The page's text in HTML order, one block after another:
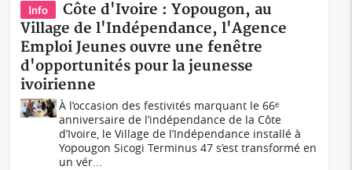
Info
Côte d'Ivoire : Yopougon, au
Village de l'Indépendance, l'Agence
Emploi Jeunes ouvre une fenêtre
d'opportunités pour la jeunesse
ivoirienne
À l’occasion des festivités marquant le 66ᵉ
anniversaire de l’indépendance de la Côte
d’Ivoire, le Village de l’Indépendance installé à
Yopougon Sicogi Terminus 47 s’est transformé en
un vér...